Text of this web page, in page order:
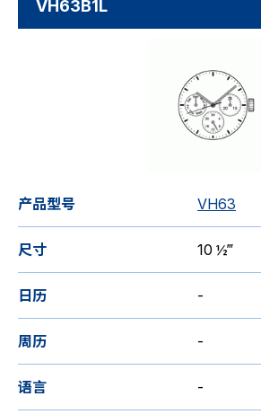
VH63B1L
产品型号 VH63
尺寸 10 ½‴
日历 -
周历 -
语言 -